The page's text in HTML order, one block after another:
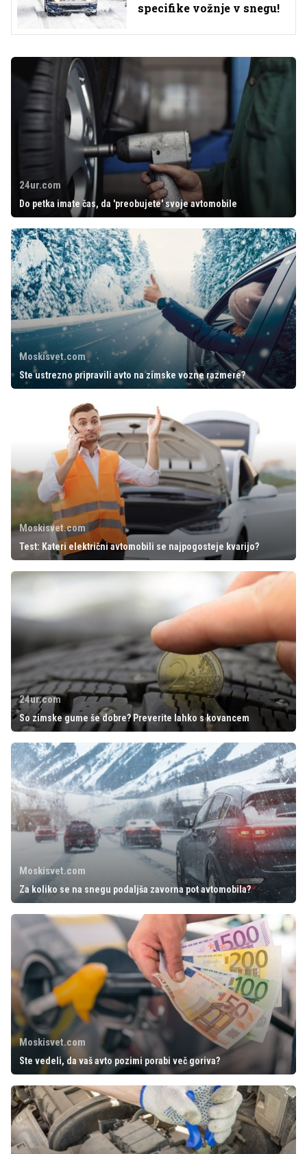
specifike vožnje v snegu!
24ur.com
Do petka imate čas, da 'preobujete' svoje avtomobile
Moskisvet.com
Ste ustrezno pripravili avto na zimske vozne razmere?
Moskisvet.com
Test: Kateri električni avtomobili se najpogosteje kvarijo?
24ur.com
So zimske gume še dobre? Preverite lahko s kovancem
Moskisvet.com
Za koliko se na snegu podaljša zavorna pot avtomobila?
Moskisvet.com
Ste vedeli, da vaš avto pozimi porabi več goriva?